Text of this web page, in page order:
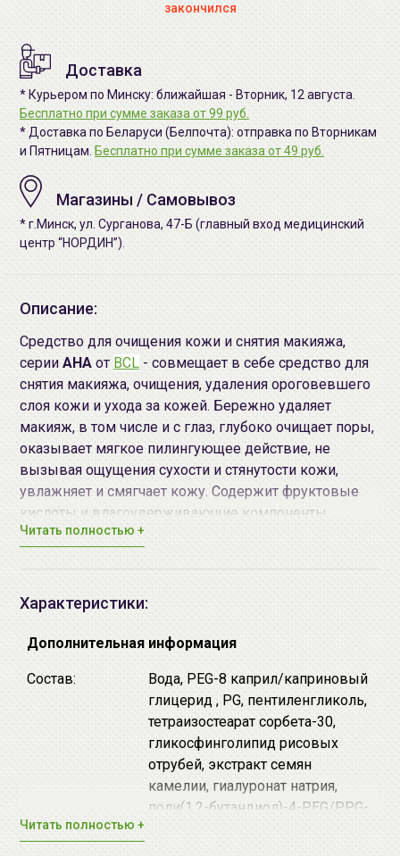
закончился
Доставка
* Курьером по Минску: ближайшая - Вторник, 12 августа.
Бесплатно при сумме заказа от 99 руб.
* Доставка по Беларуси (Белпочта): отправка по Вторникам
и Пятницам. Бесплатно при сумме заказа от 49 руб.
Магазины / Самовывоз
* г.Минск, ул. Сурганова, 47-Б (главный вход медицинский
центр “НОРДИН”).
Описание:
Средство для очищения кожи и снятия макияжа,
серии AHA от BCL - совмещает в себе средство для
снятия макияжа, очищения, удаления ороговевшего
слоя кожи и ухода за кожей. Бережно удаляет
макияж, в том числе и с глаз, глубоко очищает поры,
оказывает мягкое пилингующее действие, не
вызывая ощущения сухости и стянутости кожи,
увлажняет и смягчает кожу. Содержит фруктовые
кислоты и влагоудерживающие компоненты.
Средство можно применять и для утреннего
ухоженной.
Основные активные компоненты:
очищающими, подтягивающими и сужающими поры
свойствами. Стимулируют процессы регенерации и
обновления клеток эпидермиса.
♦ Комплекс увлажняющих компонентов (церамиды
растительного происхождения, гиалуроновая
кислота, нано-коллаген, экстракт семян камелии,
гликосфинголипиды рисовых отрубей) - ухаживает
за кожей, делает ее мягкой, увлажненной и упругой.
Читать полностью +
Характеристики:
Дополнительная информация
Состав:
Вода, PEG-8 каприл/каприновый
глицерид , PG, пентиленгликоль,
тетраизостеарат сорбета-30,
гликосфинголипид рисовых
отрубей, экстракт семян
камелии, гиалуронат натрия,
поли(1,2-бутандиол)-4-PEG/PPG-
Читать полностью +